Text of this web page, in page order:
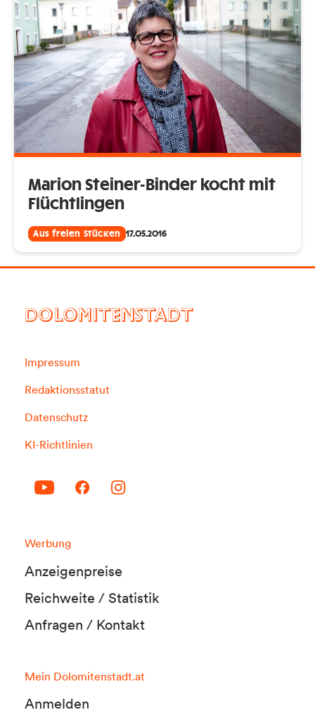
Marion Steiner-Binder kocht mit
Flüchtlingen
Aus freien Stücken 17.05.2016
DOLOMITENSTADT
Impressum
Redaktionsstatut
Datenschutz
KI-Richtlinien
Werbung
Anzeigenpreise
Reichweite / Statistik
Anfragen / Kontakt
Mein Dolomitenstadt.at
Anmelden